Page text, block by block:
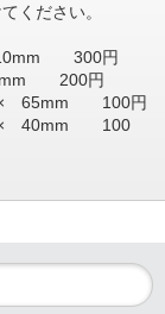
ください。
300円
200円
100円
100